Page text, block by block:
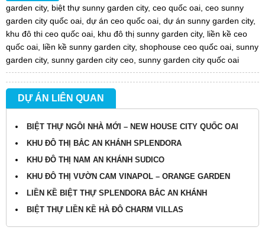
garden city, biệt thự sunny garden city, ceo quốc oai ceo sunny
garden city quốc oai dự án ceo quốc oai dự án sunny garden city,
khu đô thi ceo quốc oai khu đô thị sunny garden city, liền kề ceo
quốc oai liền kề sunny garden city, shophouse ceo quốc oai sunny
garden city, sunny garden city ceo sunny garden city quốc oai
DỰ ÁN LIÊN QUAN
BIỆT THỰ NGÔI NHÀ MỚI – NEW HOUSE CITY QUỐC OAI
KHU ĐÔ THỊ BẮC AN KHÁNH SPLENDORA
KHU ĐÔ THỊ NAM AN KHÁNH SUDICO
KHU ĐÔ THỊ VƯỜN CAM VINAPOL – ORANGE GARDEN
LIỀN KỀ BIỆT THỰ SPLENDORA BẮC AN KHÁNH
BIỆT THỰ LIỀN KỀ HÀ ĐÔ CHARM VILLAS